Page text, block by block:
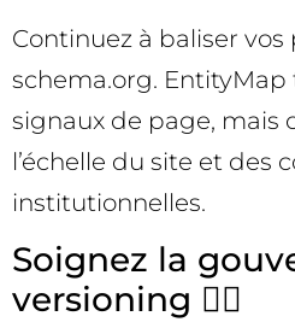
Continuez à baliser vos
schema.org.
signaux de page, mais
l’échelle du site et des
institutionnelles.
Soignez la
versioning 🧑‍⚖️